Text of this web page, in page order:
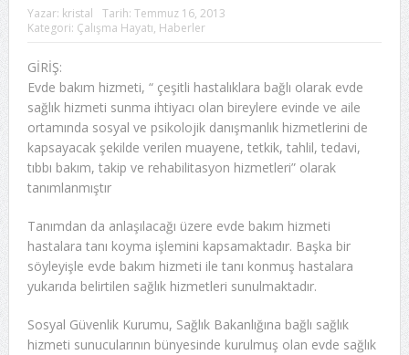
Yazar: kristal Tarih: Temmuz 16, 2013
Kategori: Çalışma Hayatı, Haberler
GİRİŞ:
Evde bakım hizmeti, “ çeşitli hastalıklara bağlı olarak evde
sağlık hizmeti sunma ihtiyacı olan bireylere evinde ve aile
ortamında sosyal ve psikolojik danışmanlık hizmetlerini de
kapsayacak şekilde verilen muayene, tetkik, tahlil, tedavi,
tıbbı bakım, takip ve rehabilitasyon hizmetleri” olarak
tanımlanmıştır
Tanımdan da anlaşılacağı üzere evde bakım hizmeti
hastalara tanı koyma işlemini kapsamaktadır. Başka bir
söyleyişle evde bakım hizmeti ile tanı konmuş hastalara
yukarıda belirtilen sağlık hizmetleri sunulmaktadır.
Sosyal Güvenlik Kurumu, Sağlık Bakanlığına bağlı sağlık
hizmeti sunucularının bünyesinde kurulmuş olan evde sağlık